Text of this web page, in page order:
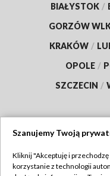
BIAŁYSTOK /
GORZÓW
KRAKÓW /
OPOLE /
SZCZECIN /
Szanujemy Twoją
Kliknij "Akceptuję i
korzystanie z technologii